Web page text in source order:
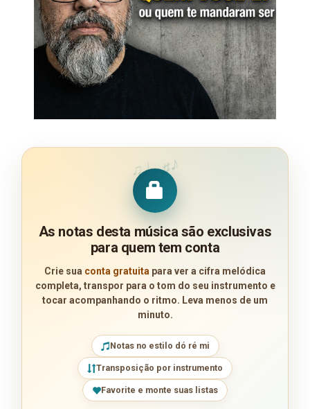
♫♩♯♪
As notas desta música são exclusivas
para quem tem conta
Crie sua conta gratuita para ver a cifra melódica
completa, transpor para o tom do seu instrumento e
tocar acompanhando o ritmo. Leva menos de um
minuto.
Notas no estilo dó ré mi
Transposição por instrumento
Favorite e monte suas listas